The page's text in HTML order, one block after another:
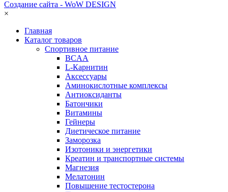
Создание сайта - WoW DESIGN
×
Главная
Каталог товаров
Спортивное питание
BCAA
L-Карнитин
Аксессуары
Аминокислотные комплексы
Антиоксиданты
Батончики
Витамины
Гейнеры
Диетическое питание
Заморозка
Изотоники и энергетики
Креатин и транспортные системы
Магнезия
Мелатонин
Повышение тестостерона